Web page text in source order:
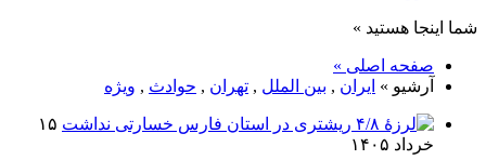
شما اینجا هستید »
صفحه اصلی »
آرشیو » ایران , بین الملل , تهران , حوادث , ویژه
۱۵
خرداد ۱۴۰۵